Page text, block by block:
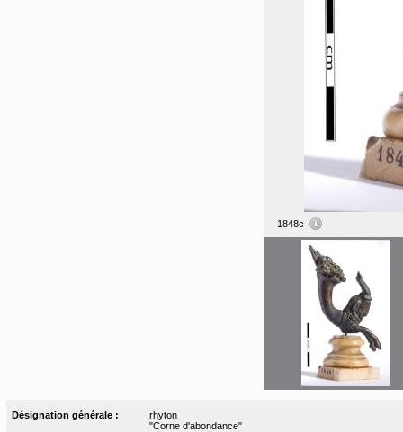
1848c
Désignation générale :
rhyton
"Corne d'abondance"